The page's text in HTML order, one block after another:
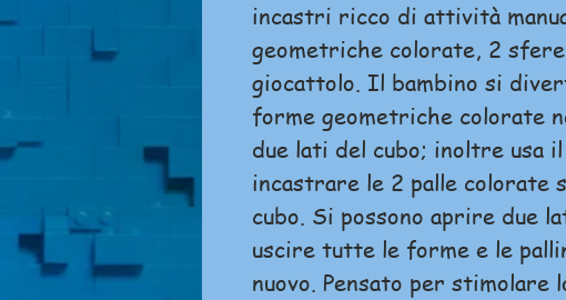
incastri ricco di attività
geometriche colorate, 2
giocattolo. Il bambino si
forme geometriche colorate
due lati del cubo; inoltre usa
incastrare le 2 palle colorate
cubo. Si possono aprire due
uscire tutte le forme e le
nuovo. Pensato per stimolare